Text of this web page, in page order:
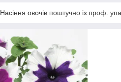
Насіння овочів поштучно із проф.